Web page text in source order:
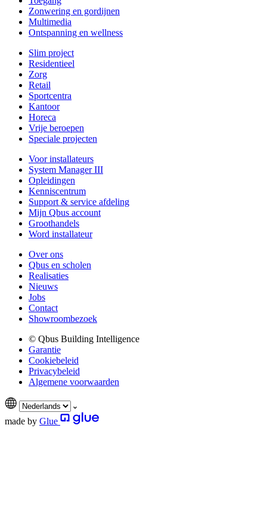
Zonwering en gordijnen
Multimedia
Ontspanning en wellness
Slim project
Residentieel
Zorg
Retail
Sportcentra
Kantoor
Horeca
Vrije beroepen
Speciale projecten
Voor installateurs
System Manager III
Opleidingen
Kenniscentrum
Support & service afdeling
Mijn Qbus account
Groothandels
Word installateur
Over ons
Qbus en scholen
Realisaties
Nieuws
Jobs
Contact
Showroombezoek
© Qbus Building Intelligence
Garantie
Cookiebeleid
Privacybeleid
Algemene voorwaarden
made by Glue